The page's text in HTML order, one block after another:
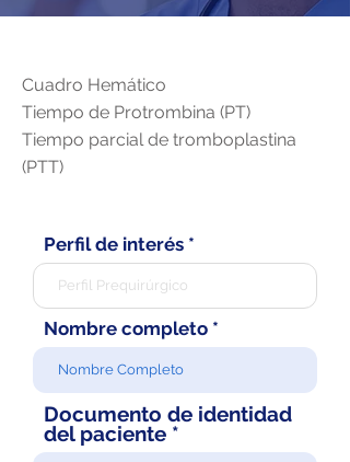
Cuadro Hemático
Tiempo de Protrombina (PT)
Tiempo parcial de tromboplastina
(PTT)
Perfil de interés
Nombre completo
Documento de identidad
del paciente